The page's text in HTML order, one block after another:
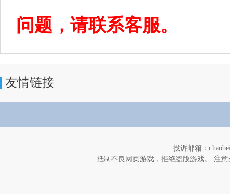
问题，请联系客服。
友情链接
投诉邮箱：
抵制不良网页游戏，拒绝盗版游戏。 注